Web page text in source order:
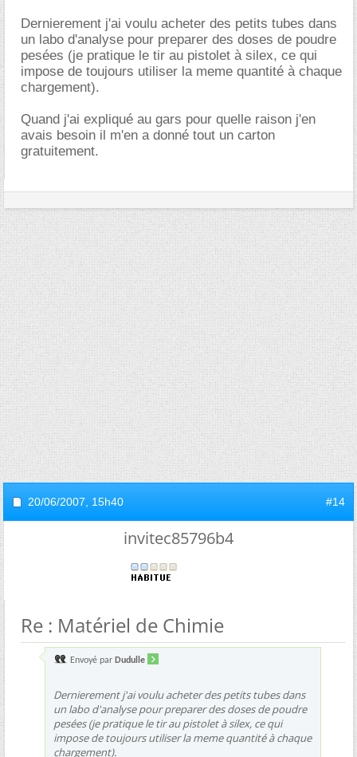
Dernierement j'ai voulu acheter des petits tubes dans
un labo d'analyse pour preparer des doses de poudre
pesées (je pratique le tir au pistolet à silex, ce qui
impose de toujours utiliser la meme quantité à chaque
chargement).
Quand j'ai expliqué au gars pour quelle raison j'en
avais besoin il m'en a donné tout un carton
gratuitement.
20/06/2007, 15h40 #14
invitec85796b4
Re : Matériel de Chimie
Envoyé par Dudulle
Dernierement j'ai voulu acheter des petits tubes dans
un labo d'analyse pour preparer des doses de poudre
pesées (je pratique le tir au pistolet à silex, ce qui
impose de toujours utiliser la meme quantité à chaque
chargement).